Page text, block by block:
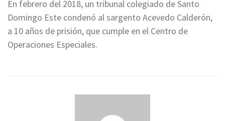
En febrero del 2018, un tribunal colegiado de Santo
Domingo Este condenó al sargento Acevedo Calderón,
a 10 años de prisión, que cumple en el Centro de
Operaciones Especiales.